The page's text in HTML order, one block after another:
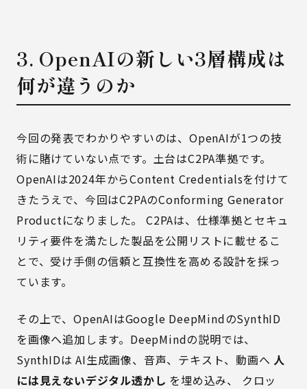
3. OpenAIの新しい3層構成は
何が違うのか
今回の発表でわかりやすいのは、OpenAIが1つの技
術に賭けていない点です。土台はC2PA準拠です。
OpenAIは2024年からContent Credentialsを付けて
きたうえで、今回はC2PAのConforming Generator
Productになりました。 C2PAは、仕様準拠とセキュ
リティ要件を満たした製品を公開リストに載せるこ
とで、受け手側の信頼と互換性を高める設計を採っ
ています。
その上で、OpenAIはGoogle DeepMindのSynthID
を画像へ追加します。DeepMindの説明では、
SynthIDは AI生成画像、音声、テキスト、動画へ人
には見えないデジタル透かし を埋め込み、 クロッ